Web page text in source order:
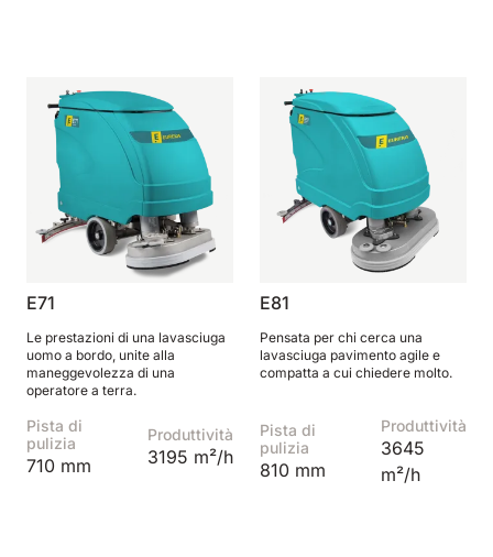
E71
Le prestazioni di una lavasciuga
uomo a bordo, unite alla
maneggevolezza di una
operatore a terra.
Pista di
pulizia
710 mm
Produttività
3195 m²/h
E81
Pensata per chi cerca una
lavasciuga pavimento agile e
compatta a cui chiedere molto.
Pista di
pulizia
810 mm
Produttività
3645
m²/h